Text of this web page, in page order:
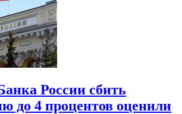
России сбить
до 4 процентов оценили